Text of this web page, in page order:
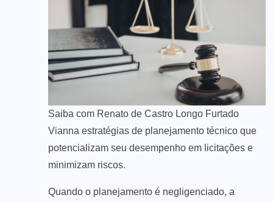
Saiba com Renato de Castro Longo Furtado
Vianna estratégias de planejamento técnico que
potencializam seu desempenho em licitações e
minimizam riscos.
Quando o planejamento é negligenciado, a